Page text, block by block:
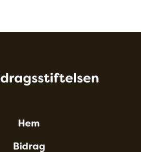
Hem
Bidrag